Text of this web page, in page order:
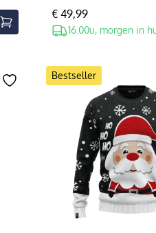
€ 49,99
16.00u, morgen in
Bestseller